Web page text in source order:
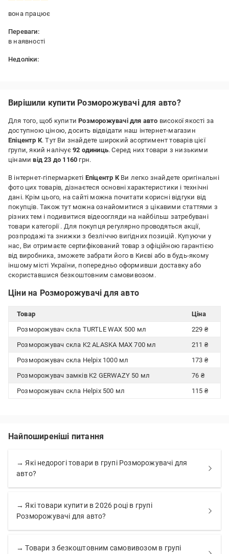
вона працює
Переваги:
в наявності
Недоліки:
Вирішили купити Розморожувачі для авто?
Для того, щоб купитиРозморожувачі для авто високої якості за
доступною ціною, досить відвідати наш інтернет-магазин
Епіцентр К. Тут Ви знайдете широкий асортимент товарів цієї
групи, який налічує 92 одиниць. Серед них товари з низькими
цінамивід 23 до 1160 грн.
В інтернет-гіпермаркеті Епіцентр КВи легко знайдете оригінальні
фото цих товарів, дізнаєтеся основні характеристики і технічні
дані. Крім цього, на сайті можна почитати корисні відгуки від
покупців. Також тут можна ознайомитися з цікавими статтями з
різних тем і подивитися відеоогляди на найбільш затребувані
товари категорії . Для покупця регулярно проводяться акції,
розпродажі та знижки з безліччю вигідних позицій. Купуючи у
нас, Ви отримаєте сертифікований товар з офіційною гарантією
від виробника, зможете забрати його в Києві або в будь-якому
іншому місті України, попередньо оформивши доставку або
скориставшися безкоштовним самовивозом.
Ціни на Розморожувачі для авто
Товар
Ціна
Розморожувач скла TURTLE WAX 500 мл
229 ₴
Розморожувач скла K2 ALASKA MAX 700 мл
211 ₴
Розморожувач скла Helpix 1000 мл
173 ₴
Розморожувач замків K2 GERWAZY 50 мл
76 ₴
Розморожувач скла Helpix 500 мл
115 ₴
Найпоширеніші питання
→ Які недорогі товари в групі Розморожувачі для
авто?
→ Які товари купити в 2026 році в групі
Розморожувачі для авто?
→ Товари з безкоштовним самовивозом в групі